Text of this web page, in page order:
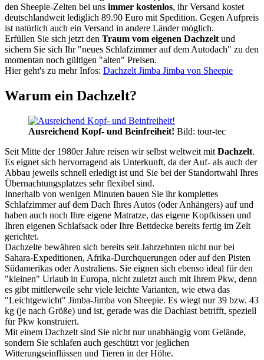
den Sheepie-Zelten bei uns immer kostenlos, ihr Versand kostet
deutschlandweit lediglich 89.90 Euro mit Spedition. Gegen Aufpreis
ist natürlich auch ein Versand in andere Länder möglich.
Erfüllen Sie sich jetzt den Traum vom eigenen Dachzelt und
sichern Sie sich Ihr "neues Schlafzimmer auf dem Autodach" zu den
momentan noch gültigen "alten" Preisen.
Hier geht's zu mehr Infos: Dachzelt Jimba Jimba von Sheepie
Warum ein Dachzelt?
Ausreichend Kopf- und Beinfreiheit! Bild: tour-tec
Seit Mitte der 1980er Jahre reisen wir selbst weltweit mit Dachzelt.
Es eignet sich hervorragend als Unterkunft, da der Auf- als auch der
Abbau jeweils schnell erledigt ist und Sie bei der Standortwahl Ihres
Übernachtungsplatzes sehr flexibel sind.
Innerhalb von wenigen Minuten bauen Sie ihr komplettes
Schlafzimmer auf dem Dach Ihres Autos (oder Anhängers) auf und
haben auch noch Ihre eigene Matratze, das eigene Kopfkissen und
Ihren eigenen Schlafsack oder Ihre Bettdecke bereits fertig im Zelt
gerichtet.
Dachzelte bewähren sich bereits seit Jahrzehnten nicht nur bei
Sahara-Expeditionen, Afrika-Durchquerungen oder auf den Pisten
Südamerikas oder Australiens. Sie eignen sich ebenso ideal für den
"kleinen" Urlaub in Europa, nicht zuletzt auch mit Ihrem Pkw, denn
es gibt mittlerweile sehr viele leichte Varianten, wie etwa das
"Leichtgewicht" Jimba-Jimba von Sheepie. Es wiegt nur 39 bzw. 43
kg (je nach Größe) und ist, gerade was die Dachlast betrifft, speziell
für Pkw konstruiert.
Mit einem Dachzelt sind Sie nicht nur unabhängig vom Gelände,
sondern Sie schlafen auch geschützt vor jeglichen
Witterungseinflüssen und Tieren in der Höhe.